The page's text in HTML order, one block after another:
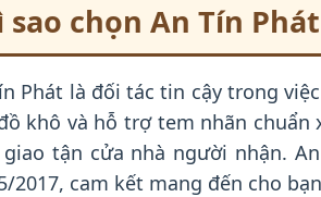
sao chọn An Tín Phát
Phát là đối tác tin cậy trong
khô và hỗ trợ tem nhãn
tận cửa nhà người nhận.
2017, cam kết mang đến cho